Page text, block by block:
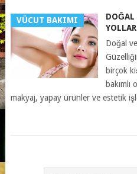
VÜCUT BAKIMI
Doğal ve
birçok
bakımlı
makyaj, yapay ürünler ve estetik